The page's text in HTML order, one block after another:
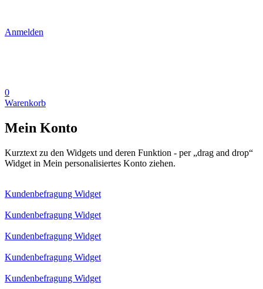
Anmelden
0
Warenkorb
Mein Konto
Kurztext zu den Widgets und deren Funktion - per „drag and drop“
Widget in Mein personalisiertes Konto ziehen.
Kundenbefragung Widget
Kundenbefragung Widget
Kundenbefragung Widget
Kundenbefragung Widget
Kundenbefragung Widget